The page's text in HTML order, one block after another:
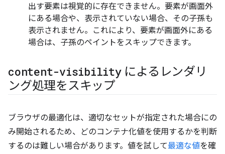
出す要素は視覚的に存在できません。要素が画面外
にある場合や、表示されていない場合、その子孫も
表示されません。これにより、要素が画面外にある
場合は、子孫のペイントをスキップできます。
content-visibilityによるレンダリ
ング処理をスキップ
ブラウザの最適化は、適切なセットが指定された場合にの
み開始されるため、どのコンテナ化値を使用するかを判断
するのは難しい場合があります。値を試して最適な値を確